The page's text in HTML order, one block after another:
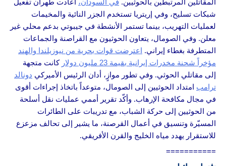
شبكات تسليح، وفي إريتريا تستخدم الجزر النائية والمخيمات
لعمليات التهريب، بينما تستمر الأنشطة في جيبوتي بدعم محلي غير
معلن. وفي الصومال، يتعاون الحوثيون مع القراصنة والجماعات
المتطرفة بغطاء إيراني. اعترضت قوات بحرية من نيوزيلندا والهند
مؤخراً شحنة مخدرات إيرانية بقيمة 23 مليون دولار
كانت متجهة
إلى مقاتلي الحوثي. وفي تطور موازٍ، أدان الرئيس الأميركي دونالد
ترامب امتداد الحوثيين إلى الصومال، متوعداً باتخاذ إجراءات أقوى
في مجال مكافحة الإرهاب. وأكّد تقرير أممي عمليات نقل أسلحة
من الحوثيين إلى حركة الشباب، مع تدريبات على الطائرات
المسيّرة وتنسيق في أعمال القرصنة، ما يشير إلى تحالف مزعزع
للاستقرار يهدد مياه الخليج والقرن الأفريقي.
===========